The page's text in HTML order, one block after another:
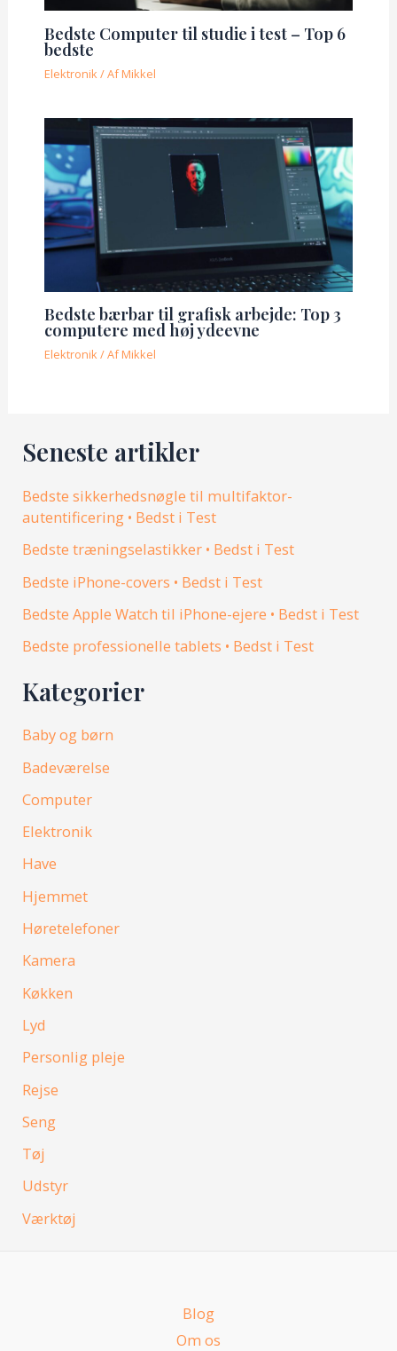
Bedste Computer til studie i test – Top 6
bedste
Elektronik/ AfMikkel
Bedste bærbar til grafisk arbejde: Top 3
computere med høj ydeevne
Elektronik/ AfMikkel
Seneste artikler
Bedste sikkerhedsnøgle til multifaktor-
autentificering • Bedst i Test
Bedste træningselastikker • Bedst i Test
Bedste iPhone-covers • Bedst i Test
Bedste Apple Watch til iPhone-ejere • Bedst i Test
Bedste professionelle tablets • Bedst i Test
Kategorier
Baby og børn
Badeværelse
Computer
Elektronik
Have
Hjemmet
Høretelefoner
Kamera
Køkken
Lyd
Personlig pleje
Rejse
Seng
Tøj
Udstyr
Værktøj
Blog
Om os